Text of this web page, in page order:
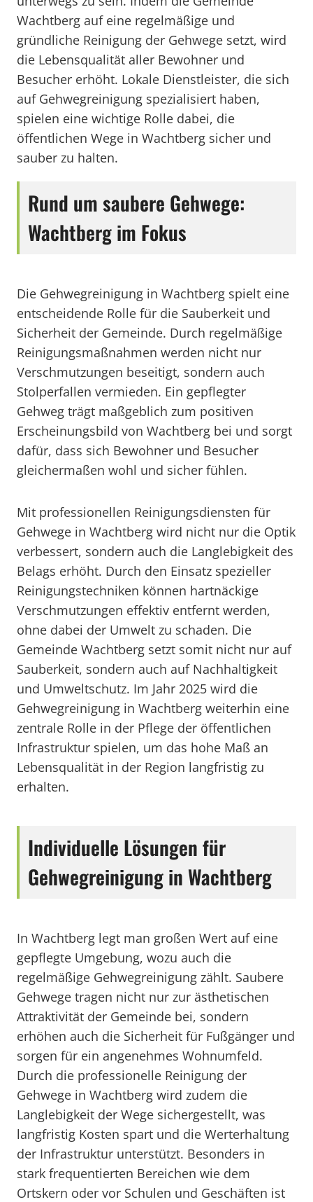
Wachtberg auf eine regelmäßige und
gründliche Reinigung der Gehwege setzt, wird
die Lebensqualität aller Bewohner und
Besucher erhöht. Lokale Dienstleister, die sich
auf Gehwegreinigung spezialisiert haben,
spielen eine wichtige Rolle dabei, die
öffentlichen Wege in Wachtberg sicher und
sauber zu halten.
Rund um saubere Gehwege:
Wachtberg im Fokus
Die Gehwegreinigung in Wachtberg spielt eine
entscheidende Rolle für die Sauberkeit und
Sicherheit der Gemeinde. Durch regelmäßige
Reinigungsmaßnahmen werden nicht nur
Verschmutzungen beseitigt, sondern auch
Stolperfallen vermieden. Ein gepflegter
Gehweg trägt maßgeblich zum positiven
Erscheinungsbild von Wachtberg bei und sorgt
dafür, dass sich Bewohner und Besucher
gleichermaßen wohl und sicher fühlen.
Mit professionellen Reinigungsdiensten für
Gehwege in Wachtberg wird nicht nur die Optik
verbessert, sondern auch die Langlebigkeit des
Belags erhöht. Durch den Einsatz spezieller
Reinigungstechniken können hartnäckige
Verschmutzungen effektiv entfernt werden,
ohne dabei der Umwelt zu schaden. Die
Gemeinde Wachtberg setzt somit nicht nur auf
Sauberkeit, sondern auch auf Nachhaltigkeit
und Umweltschutz. Im Jahr 2025 wird die
Gehwegreinigung in Wachtberg weiterhin eine
zentrale Rolle in der Pflege der öffentlichen
Infrastruktur spielen, um das hohe Maß an
Lebensqualität in der Region langfristig zu
erhalten.
Individuelle Lösungen für
Gehwegreinigung in Wachtberg
In Wachtberg legt man großen Wert auf eine
gepflegte Umgebung, wozu auch die
regelmäßige Gehwegreinigung zählt. Saubere
Gehwege tragen nicht nur zur ästhetischen
Attraktivität der Gemeinde bei, sondern
erhöhen auch die Sicherheit für Fußgänger und
sorgen für ein angenehmes Wohnumfeld.
Durch die professionelle Reinigung der
Gehwege in Wachtberg wird zudem die
Langlebigkeit der Wege sichergestellt, was
langfristig Kosten spart und die Werterhaltung
der Infrastruktur unterstützt. Besonders in
stark frequentierten Bereichen wie dem
Ortskern oder vor Schulen und Geschäften ist